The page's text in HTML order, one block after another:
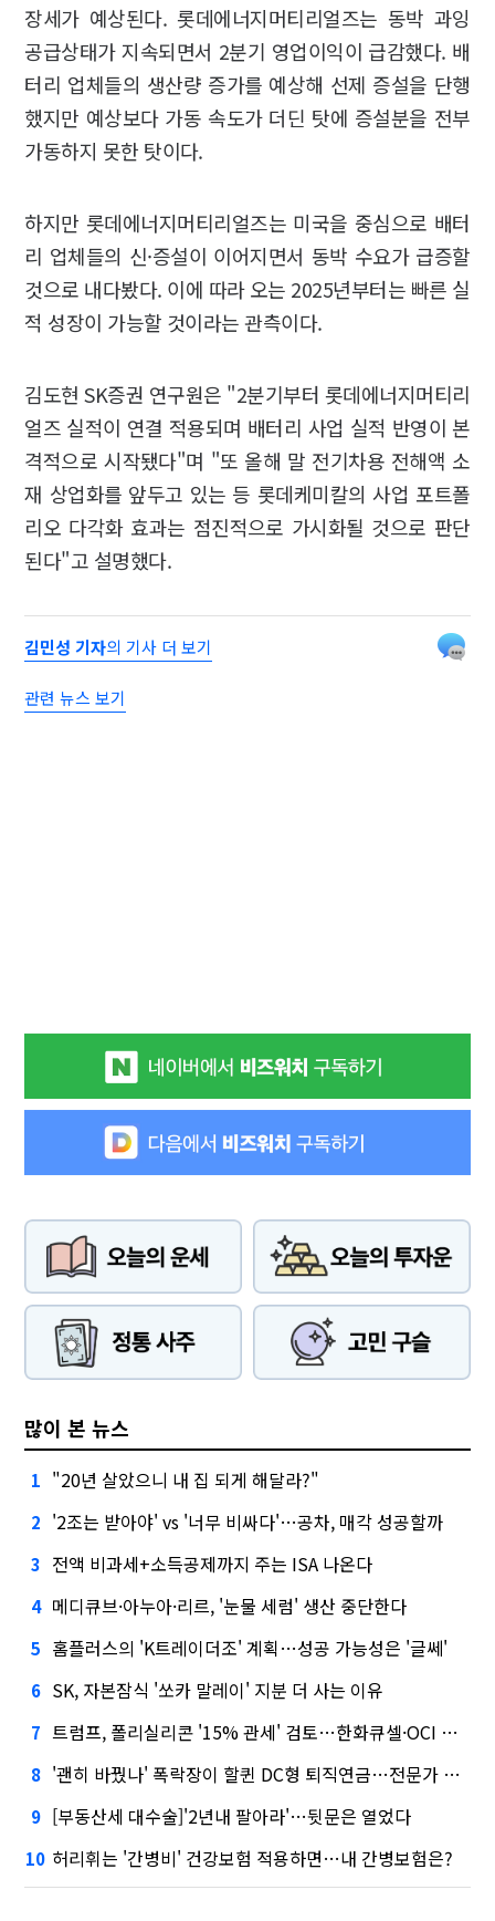
장세가 예상된다. 롯데에너지머티리얼즈는 동박 과잉
공급상태가 지속되면서 2분기 영업이익이 급감했다. 배
터리 업체들의 생산량 증가를 예상해 선제 증설을 단행
했지만 예상보다 가동 속도가 더딘 탓에 증설분을 전부
가동하지 못한 탓이다.
하지만 롯데에너지머티리얼즈는 미국을 중심으로 배터
리 업체들의 신·증설이 이어지면서 동박 수요가 급증할
것으로 내다봤다. 이에 따라 오는 2025년부터는 빠른 실
적 성장이 가능할 것이라는 관측이다.
김도현 SK증권 연구원은 "2분기부터 롯데에너지머티리
얼즈 실적이 연결 적용되며 배터리 사업 실적 반영이 본
격적으로 시작됐다"며 "또 올해 말 전기차용 전해액 소
재 상업화를 앞두고 있는 등 롯데케미칼의 사업 포트폴
리오 다각화 효과는 점진적으로 가시화될 것으로 판단
된다"고 설명했다.
김민성 기자의 기사 더 보기
관련 뉴스 보기
많이 본 뉴스
1 "20년 살았으니 내 집 되게 해달라?"
2 '2조는 받아야' vs '너무 비싸다'…공차, 매각 성공할까
3 전액 비과세+소득공제까지 주는 ISA 나온다
4 메디큐브·아누아·리르, '눈물 세럼' 생산 중단한다
5 홈플러스의 'K트레이더조' 계획…성공 가능성은 '글쎄'
6 SK, 자본잠식 '쏘카 말레이' 지분 더 사는 이유
7 트럼프, 폴리실리콘 '15% 관세' 검토…한화큐셀·OCI 영향은?
8 '괜히 바꿨나' 폭락장이 할퀸 DC형 퇴직연금…전문가 조언은
9 [부동산세 대수술]'2년내 팔아라'…뒷문은 열었다
10 허리휘는 '간병비' 건강보험 적용하면…내 간병보험은?